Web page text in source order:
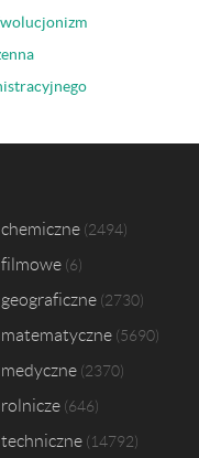
2494
6
2730
5690
2370
646
14792